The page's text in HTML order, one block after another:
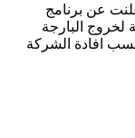
عن برنامج
نسبة لخروج البارجة
حسب افادة الشركة